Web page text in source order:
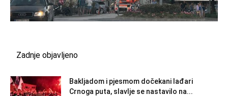
Zadnje objavljeno
Bakljadom i pjesmom dočekani lađari
Crnoga puta, slavlje se nastavilo na...